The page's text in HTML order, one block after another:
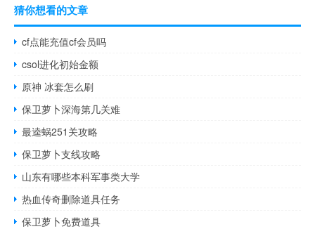
猜你想看的文章
cf点能充值cf会员吗
csol进化初始金额
原神 冰套怎么刷
保卫萝卜深海第几关难
最逵蜗251关攻略
保卫萝卜支线攻略
山东有哪些本科军事类大学
热血传奇删除道具任务
保卫萝卜免费道具